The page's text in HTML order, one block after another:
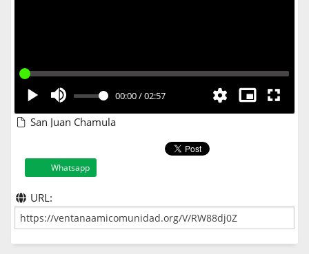
00:00/02:57
San Juan Chamula
Whatsapp
URL: